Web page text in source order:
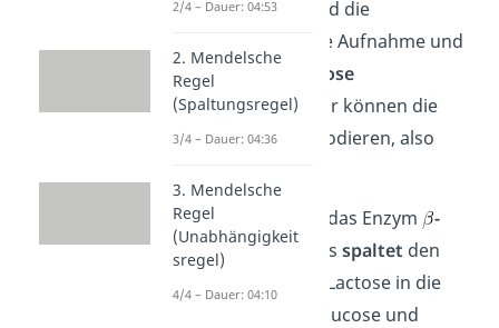
Beim lac-Operon
sind die
für die Aufnahme und
denAbbau
Lactose
verantwortlich. Dafür können die
Genedrei Enzyme
codieren, also
lacZ
: codiert für das Enzym
-
Galactosidase
, esspaltet den
Lactose in die
Glucose und
2/4 – Dauer: 04:53
2. Mendelsche
Regel
(Spaltungsregel)
3/4 – Dauer: 04:36
3. Mendelsche
Regel
(Unabhängigkeit
sregel)
4/4 – Dauer: 04:10